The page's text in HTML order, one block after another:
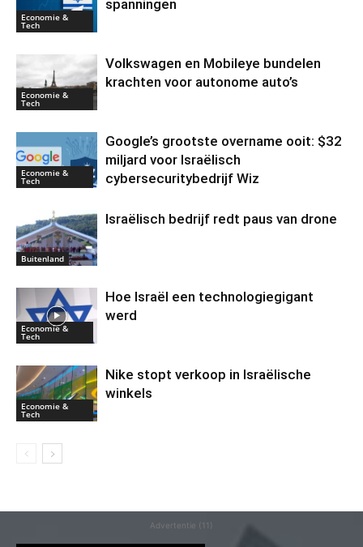
Economie &
Tech
spanningen
Economie &
Tech
Volkswagen en Mobileye bundelen
krachten voor autonome auto’s
Economie &
Tech
Google’s grootste overname ooit: $32
miljard voor Israëlisch
cybersecuritybedrijf Wiz
Buitenland
Israëlisch bedrijf redt paus van drone
Economie &
Tech
Hoe Israël een technologiegigant
werd
Economie &
Tech
Nike stopt verkoop in Israëlische
winkels
Advertentie (11)